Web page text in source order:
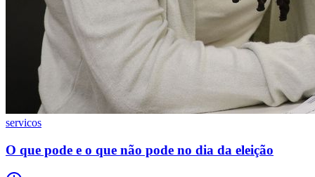
Vôlei
NBB
Competições de Futebol
Brasileirão Série A
Brasileirão Série B
Paulistão
Copa do Brasil
Libertadores
Sul-Americana
Champions League
servicos
O que pode e o que não pode no dia da eleição